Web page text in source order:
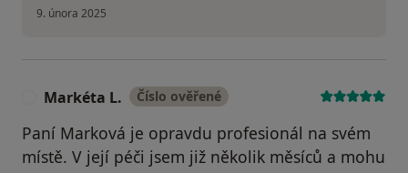
9. února 2025
Markéta L. Číslo ověřené
Paní Marková je opravdu profesionál na svém
místě. V její péči jsem již několik měsíců a mohu